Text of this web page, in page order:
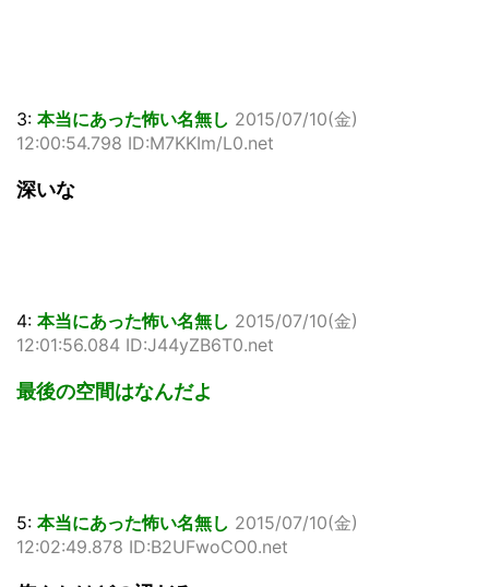
3: 本当にあった怖い名無し 2015/07/10(金)
12:00:54.798 ID:M7KKIm/L0.net
深いな
4: 本当にあった怖い名無し 2015/07/10(金)
12:01:56.084 ID:J44yZB6T0.net
最後の空間はなんだよ
5: 本当にあった怖い名無し 2015/07/10(金)
12:02:49.878 ID:B2UFwoCO0.net